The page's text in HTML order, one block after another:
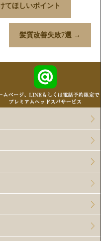
てほしいポイント
髪質改善失敗7選 →